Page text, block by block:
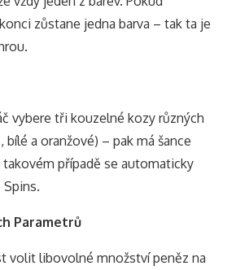
zůstane jedna barva – tak ta je
vybere tři kouzelné kozy různých
bílé a oranžové) – pak má šance
takovém případě se automaticky
Spins.
Parametrů
volit libovolné množství peněz na